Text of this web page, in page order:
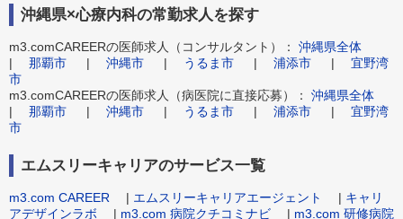
沖縄県×心療内科の常勤求人を探す
m3.comCAREERの医師求人（コンサルタント）： 沖縄県全体
| 那覇市 | 沖縄市 | うるま市 | 浦添市 | 宜野湾
市
m3.comCAREERの医師求人（病医院に直接応募）： 沖縄県全体
| 那覇市 | 沖縄市 | うるま市 | 浦添市 | 宜野湾
市
エムスリーキャリアのサービス一覧
m3.com CAREER | エムスリーキャリアエージェント | キャリ
アデザインラボ | m3.com 病院クチコミナビ | m3.com 研修病院